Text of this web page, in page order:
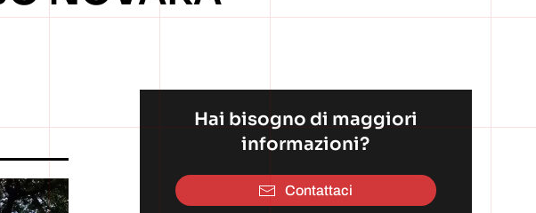
Hai bisogno di maggiori
informazioni?
Contattaci